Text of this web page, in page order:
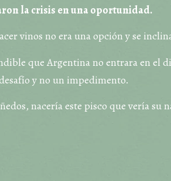
la crisis en una oportunidad.
vinos no era una opción y se
que Argentina no entrara en el
y no un impedimento.
nacería este pisco que vería su